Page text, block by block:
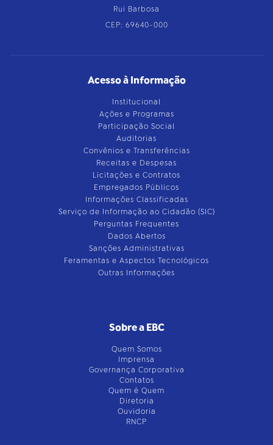
Rui Barbosa
CEP: 69640-000
Acesso à Informação
Institucional
Ações e Programas
Participação Social
Auditorias
Convênios e Transferências
Receitas e Despesas
Licitações e Contratos
Empregados Públicos
Informações Classificadas
Serviço de Informação ao Cidadão (SIC)
Perguntas Frequentes
Dados Abertos
Sanções Administrativas
Feramentas e Aspectos Tecnológicos
Outras Informações
Sobre a EBC
Quem Somos
Imprensa
Governança Corporativa
Contatos
Quem é Quem
Diretoria
Ouvidoria
RNCP